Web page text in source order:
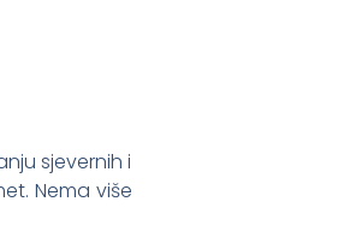
sjevernih i
Nema više